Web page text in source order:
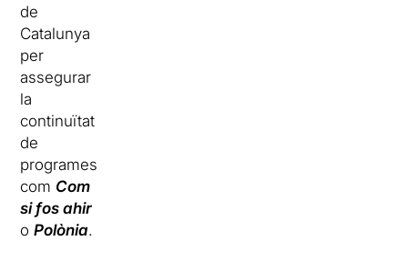
de
Catalunya
per
assegurar
la
continuïtat
de
programes
com Com
si fos ahir
oPolònia.